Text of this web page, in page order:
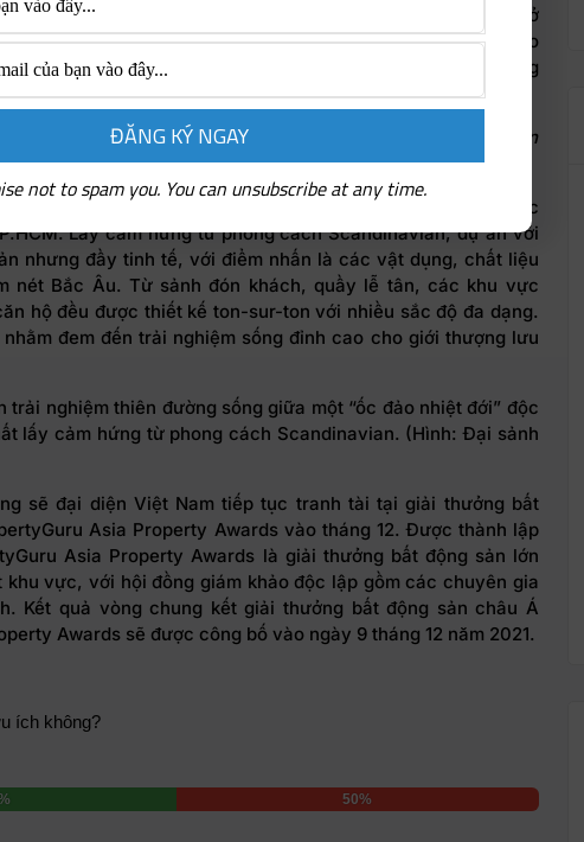
xe theo cách truyền thống, giờ đây việc tìm kiếm xe sẽ trở
hết nhờ hệ thống đỗ xe thông minh bằng chính thẻ ra vào
ra, DEFINE còn được chứng nhận là công trình xanh (hạng
thị trường 198 căn hộ với thiết kế tinh tế ngay giữa lòng quận
1, TP.HCM
trải nghiệm thiên đường sống giữa một “ốc đảo nhiệt đới” độc
Lấy cảm hứng từ phong cách Scandinavian, dự án với
nhưng đầy tinh tế, với điểm nhấn là các vật dụng, chất liệu
nét Bắc Âu. Từ sảnh đón khách, quầy lễ tân, các khu vực
hộ đều được thiết kế ton-sur-ton với nhiều sắc độ đa dạng.
đem đến trải nghiệm sống đỉnh cao cho giới thượng lưu
trải nghiệm thiên đường sống giữa một “ốc đảo nhiệt đới” độc
lấy cảm hứng từ phong cách Scandinavian. (Hình: Đại sảnh
sẽ đại diện Việt Nam tiếp tục tranh tài tại giải thưởng bất
Asia Property Awards vào tháng 12. Được thành lập
Asia Property Awards là giải thưởng bất động sản lớn
khu vực, với hội đồng giám khảo độc lập gồm các chuyên gia
Kết quả vòng chung kết giải thưởng bất động sản châu Á
Awards sẽ được công bố vào ngày 9 tháng 12 năm 2021.
ích không?
50%
not to spam you. You can unsubscribe at any time.